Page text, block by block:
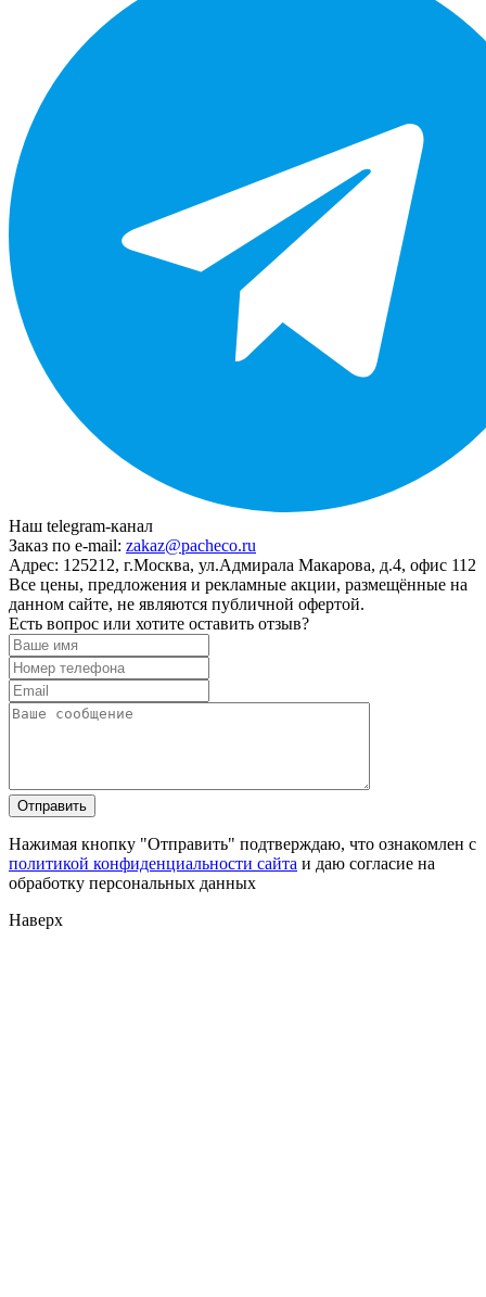
Наш telegram-канал
Заказ по e-mail: zakaz@pacheco.ru
Адрес: 125212, г.Москва, ул.Адмирала Макарова, д.4, офис 112
Все цены, предложения и рекламные акции, размещённые на
данном сайте, не являются публичной офертой.
Есть вопрос или хотите оставить отзыв?
Нажимая кнопку "Отправить" подтверждаю, что ознакомлен с
политикой конфиденциальности сайта и даю согласие на
обработку персональных данных
Наверх